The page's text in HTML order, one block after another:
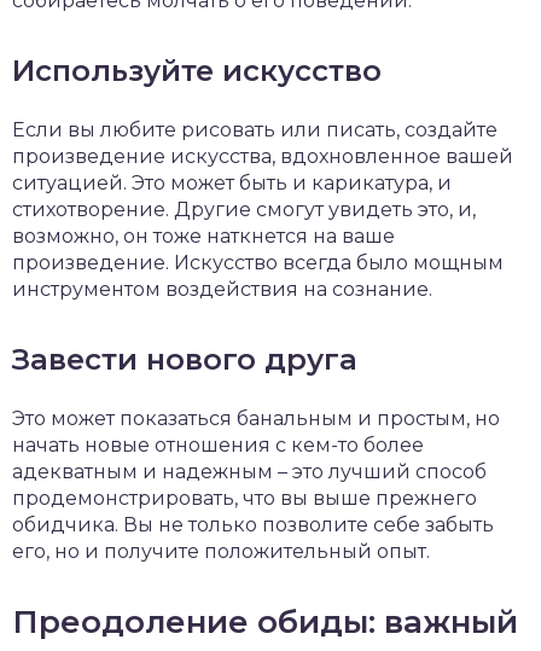
Используйте искусство
Если вы любите рисовать или писать, создайте
произведение искусства, вдохновленное вашей
ситуацией. Это может быть и карикатура, и
стихотворение. Другие смогут увидеть это, и,
возможно, он тоже наткнется на ваше
произведение. Искусство всегда было мощным
инструментом воздействия на сознание.
Завести нового друга
Это может показаться банальным и простым, но
начать новые отношения с кем-то более
адекватным и надежным – это лучший способ
продемонстрировать, что вы выше прежнего
обидчика. Вы не только позволите себе забыть
его, но и получите положительный опыт.
Преодоление обиды: важный